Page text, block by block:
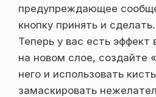
предупреждающее
кнопку принять и сделать.
Теперь у вас есть эффект
на новом слое, создайте
него и использовать
замаскировать